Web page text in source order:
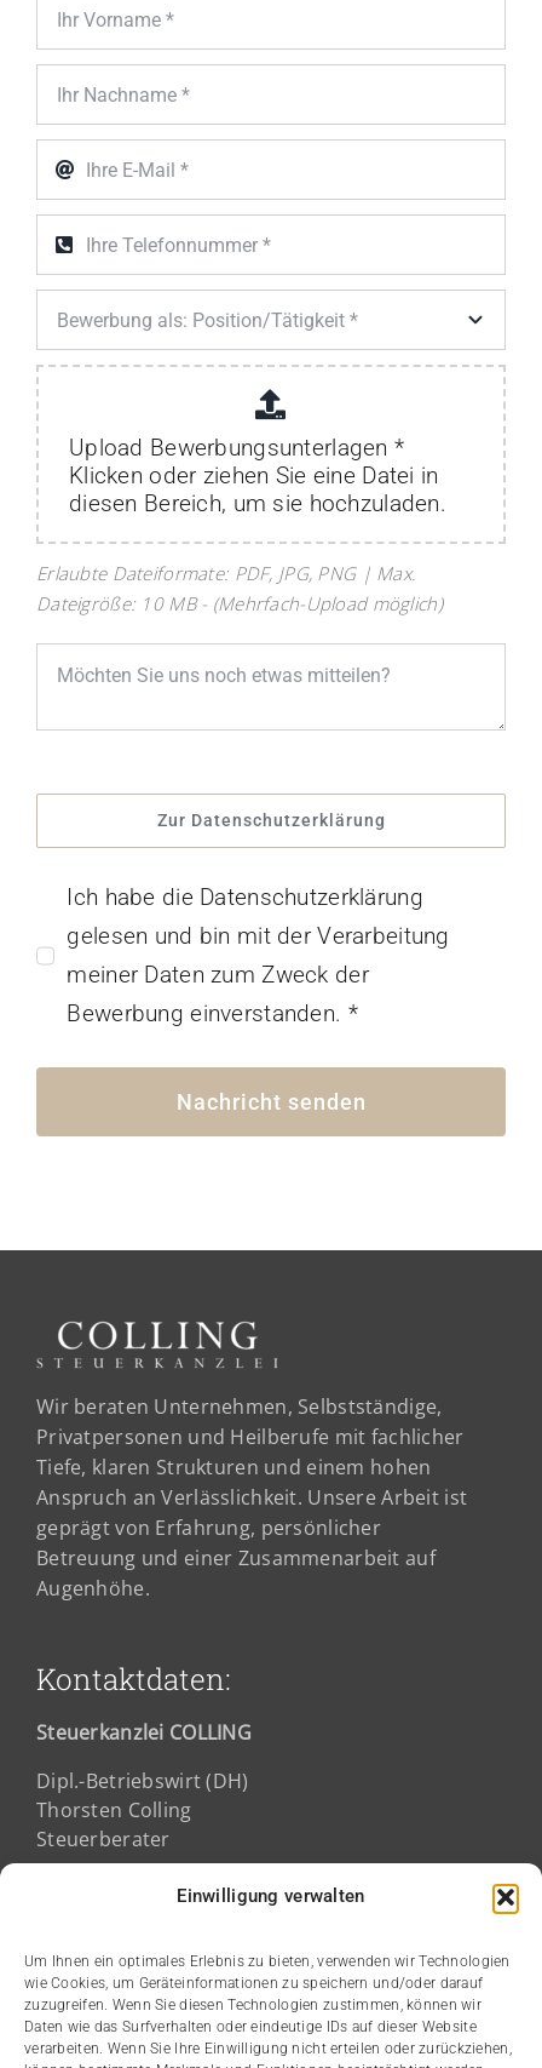
Einwilligung verwalten
Um Ihnen ein optimales Erlebnis zu bieten, verwenden wir Technologien
wie Cookies, um Geräteinformationen zu speichern und/oder darauf
zuzugreifen. Wenn Sie diesen Technologien zustimmen, können wir
Daten wie das Surfverhalten oder eindeutige IDs auf dieser Website
verarbeiten. Wenn Sie Ihre Einwilligung nicht erteilen oder zurückziehen,
Upload Bewerbungsunterlagen *
Klicken oder ziehen Sie eine Datei in
diesen Bereich, um sie hochzuladen.
Erlaubte Dateiformate: PDF, JPG, PNG | Max.
Dateigröße: 10 MB - (Mehrfach-Upload möglich)
Zur Datenschutzerklärung
Ich habe die Datenschutzerklärung
gelesen und bin mit der Verarbeitung
meiner Daten zum Zweck der
Bewerbung einverstanden. *
Nachricht senden
Wir beraten Unternehmen, Selbstständige,
Privatpersonen und Heilberufe mit fachlicher
Tiefe, klaren Strukturen und einem hohen
Anspruch an Verlässlichkeit. Unsere Arbeit ist
geprägt von Erfahrung, persönlicher
Betreuung und einer Zusammenarbeit auf
Augenhöhe.
Kontaktdaten:
Steuerkanzlei COLLING
Dipl.-Betriebswirt (DH)
Thorsten Colling
Steuerberater
Fichtestraße 2a
Kanzleizeiten:
Montag bis Donnerstag: